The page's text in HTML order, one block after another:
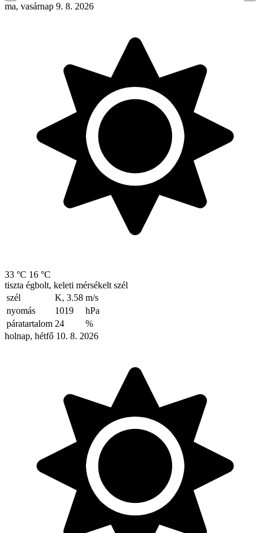
ma, vasárnap 9. 8. 2026
33 °C 16 °C
tiszta égbolt, keleti mérsékelt szél
szél
K, 3.58 m/s
nyomás
1019
hPa
páratartalom 24
%
holnap, hétfő 10. 8. 2026